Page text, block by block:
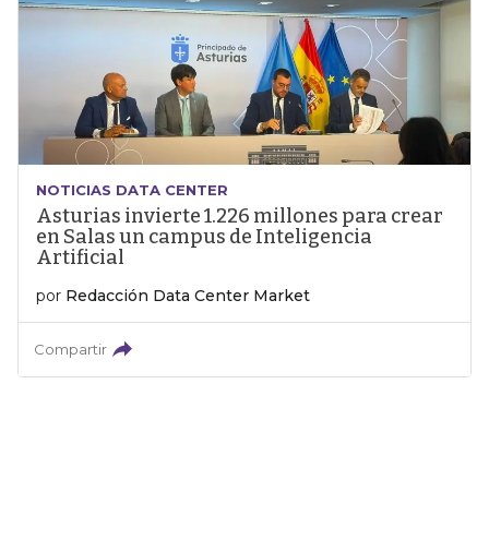
NOTICIAS DATA CENTER
Asturias invierte 1.226 millones para crear
en Salas un campus de Inteligencia
Artificial
por Redacción Data Center Market
Compartir